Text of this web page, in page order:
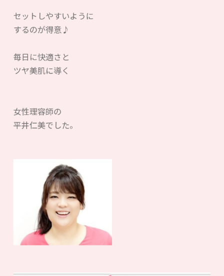
セットしやすいように
するのが得意♪
毎日に快適さと
ツヤ美肌に導く
女性理容師の
平井仁美でした。